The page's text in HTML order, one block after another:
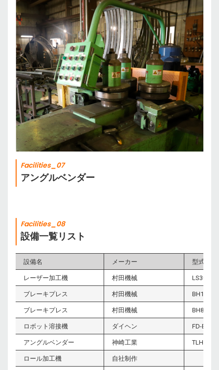
Facilities_07
アングルベンダー
Facilities_08
設備一覧リスト
設備名 メーカー
型式
レーザー加工機
村田機械
ブレーキプレス
村田機械
BH13530
ブレーキプレス
村田機械
BH8525
ロボット溶接機
ダイヘン
FD-B4L
アングルベンダー
神崎工業
TLH-75
ロール加工機
自社制作